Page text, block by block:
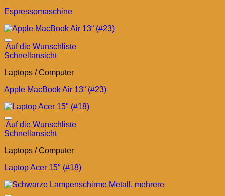
Espressomaschine
Auf die Wunschliste
Schnellansicht
Laptops / Computer
Apple MacBook Air 13“ (#23)
Auf die Wunschliste
Schnellansicht
Laptops / Computer
Laptop Acer 15″ (#18)